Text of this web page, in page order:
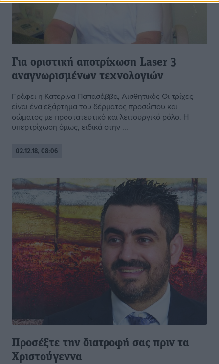
Για οριστική αποτρίχωση Laser 3
αναγνωρισμένων τεχνολογιών
Γράφει η Κατερίνα Παπασάββα, Αισθητικός Οι τρίχες
είναι ένα εξάρτημα του δέρματος προσώπου και
σώματος με προστατευτικό και λειτουργικό ρόλο. Η
υπερτρίχωση όμως, ειδικά στην ...
02.12.18, 08:06
Προσέξτε την διατροφή σας πριν τα
Χριστούγεννα